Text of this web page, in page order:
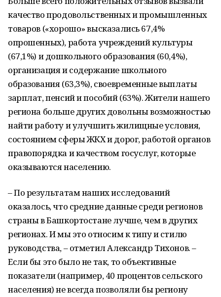
качество продовольственных и промышленных
товаров («хорошо» высказались 67,4%
опрошенных), работа учреждений культуры
(67,1%) и дошкольного образования (60,4%),
организация и содержание школьного
образования (63,3%), своевременные выплаты
зарплат, пенсий и пособий (63%). Жители нашего
региона больше других довольны возможностью
найти работу и улучшить жилищные условия,
состоянием сферы ЖКХ и дорог, работой органов
правопорядка и качеством госуслуг, которые
оказываются населению.
– По результатам наших исследований
оказалось, что средние данные среди регионов
страны в Башкортостане лучше, чем в других
регионах. И мы это относим к типу и стилю
руководства, – отметил Александр Тихонов. –
Если бы это было не так, то объективные
показатели (например, 40 процентов сельского
населения) не всегда позволяли бы региону